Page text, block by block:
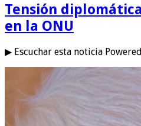
Tensión
en la ONU
▶ Escuchar esta noticia